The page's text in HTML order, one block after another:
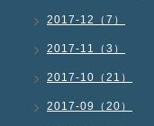
2017-12（7）
2017-11（3）
2017-10（21）
2017-09（20）